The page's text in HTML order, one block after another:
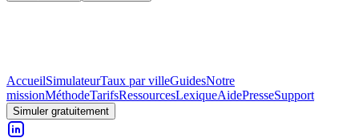
AccueilSimulateurTaux par villeGuidesNotre
missionMéthodeTarifsRessourcesLexiqueAidePresseSupport
Simuler gratuitement